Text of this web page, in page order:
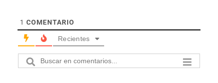
1 COMENTARIO
Recientes